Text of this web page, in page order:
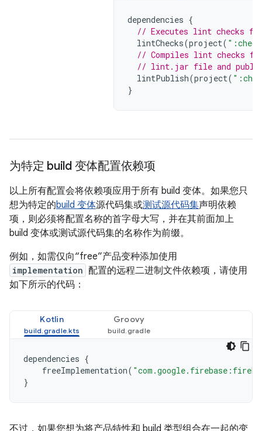
dependencies {
// Executes lint checks
lintChecks(project(
// Compiles lint checks
// lint.jar file and
lintPublish(project(
}
为特定 build 变体配置依赖项
以上所有配置会将依赖项应用于所有 build 变体。如果您只
想为特定的build 变体源代码集或测试源代码集声明依赖
项，则必须将配置名称的首字母大写，并在其前面加上
build 变体或测试源代码集的名称作为前缀。
例如，如需仅向“free”产品变种添加使用
implementation 配置的远程二进制文件依赖项，请使用
如下所示的代码：
Kotlin Groovy
dependencies {
freeImplementation(
}
不过，如果您想为将产品特性和 build 类型组合在一起的变